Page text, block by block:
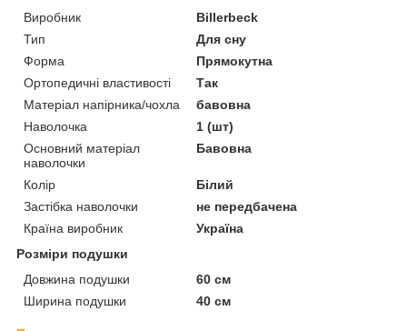
Виробник
Billerbeck
Тип
Для сну
Форма
Прямокутна
Ортопедичні властивості
Так
Матеріал напірника/чохла
бавовна
Наволочка
1 (шт)
Основний матеріал
наволочки
Бавовна
Колір
Білий
Застібка наволочки
не передбачена
Країна виробник
Україна
Розміри подушки
Довжина подушки
60 см
Ширина подушки
40 см